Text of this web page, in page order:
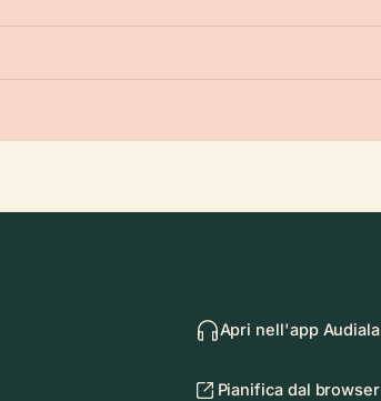
Apri nell'app Audiala
Pianifica dal browser